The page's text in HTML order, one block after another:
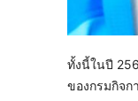
ทั้งนี้ในปี
ของกรมกิจ